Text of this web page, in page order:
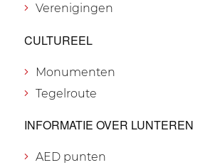
Verenigingen
CULTUREEL
Monumenten
Tegelroute
INFORMATIE OVER LUNTEREN
AED punten